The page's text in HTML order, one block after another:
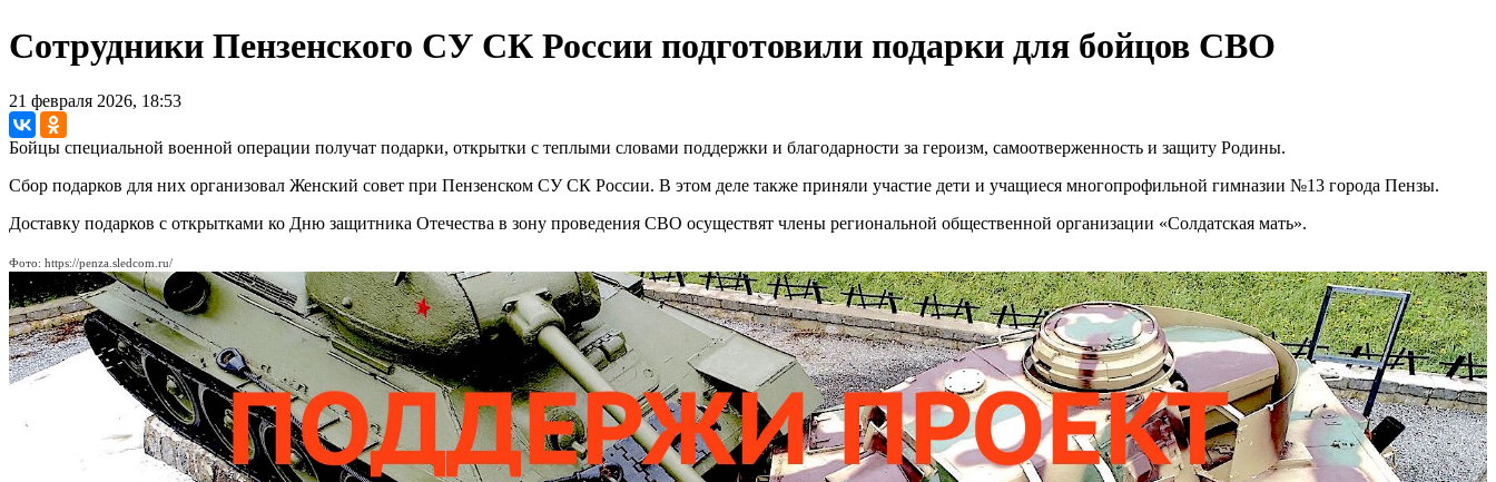
Сотрудники Пензенского СУ СК России подготовили подарки для бойцов СВО
21 февраля 2026, 18:53
Бойцы специальной военной операции получат подарки, открытки с теплыми словами поддержки и благодарности за героизм, самоотверженность и защиту Родины.
Сбор подарков для них организовал Женский совет при Пензенском СУ СК России. В этом деле также приняли участие дети и учащиеся многопрофильной гимназии №13 города Пензы.
Доставку подарков с открытками ко Дню защитника Отечества в зону проведения СВО осуществят члены региональной общественной организации «Солдатская мать».
Фото: https://penza.sledcom.ru/